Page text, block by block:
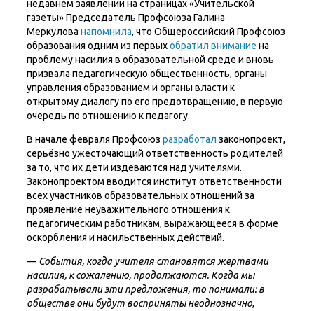
недавнем заявлении на страницах «Учительской
газеты» Председатель Профсоюза Галина
Меркулова напомнила, что Общероссийский Профсоюз
образования одним из первыхобратил внимание на
проблему насилия в образовательной среде и вновь
призвала педагогическую общественность, органы
управления образованием и органы власти к
открытому диалогу по его предотвращению, в первую
очередь по отношению к педагогу.
В начале февраля Профсоюз разработал законопроект,
серьёзно ужесточающий ответственность родителей
за то, что их дети издеваются над учителями.
Законопроектом вводится институт ответственности
всех участников образовательных отношений за
проявление неуважительного отношения к
педагогическим работникам, выражающееся в форме
оскорбления и насильственных действий.
— События, когда учителя становятся жертвами
насилия, к сожалению, продолжаются. Когда мы
разрабатывали эти предложения, то понимали: в
обществе они будут восприняты неоднозначно,